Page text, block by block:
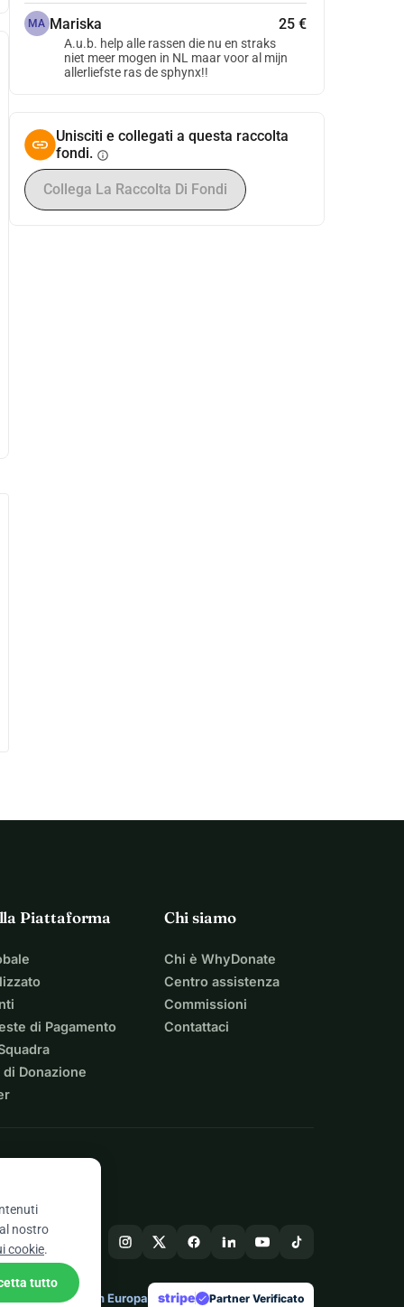
MA Mariska 25 €
A.u.b. help alle rassen die nu en straks
niet meer mogen in NL maar voor al mijn
allerliefste ras de sphynx!!
Unisciti e collegati a questa raccolta
fondi. info
Collega La Raccolta Di Fondi
Piattaforma
di Pagamento
Donazione
Chi siamo
Chi è WhyDonate
Centro assistenza
Commissioni
Contattaci
Fatto in Europa stripe check Partner Verificato
nostro
cookie.
tutto